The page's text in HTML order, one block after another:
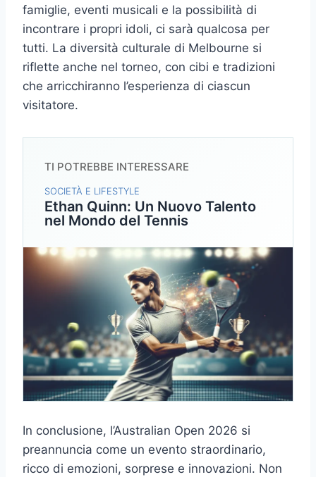
famiglie, eventi musicali e la possibilità di
incontrare i propri idoli, ci sarà qualcosa per
tutti. La diversità culturale di Melbourne si
riflette anche nel torneo, con cibi e tradizioni
che arricchiranno l’esperienza di ciascun
visitatore.
TI POTREBBE INTERESSARE
SOCIETÀ E LIFESTYLE
Ethan Quinn: Un Nuovo Talento
nel Mondo del Tennis
In conclusione, l’Australian Open 2026 si
preannuncia come un evento straordinario,
ricco di emozioni, sorprese e innovazioni. Non